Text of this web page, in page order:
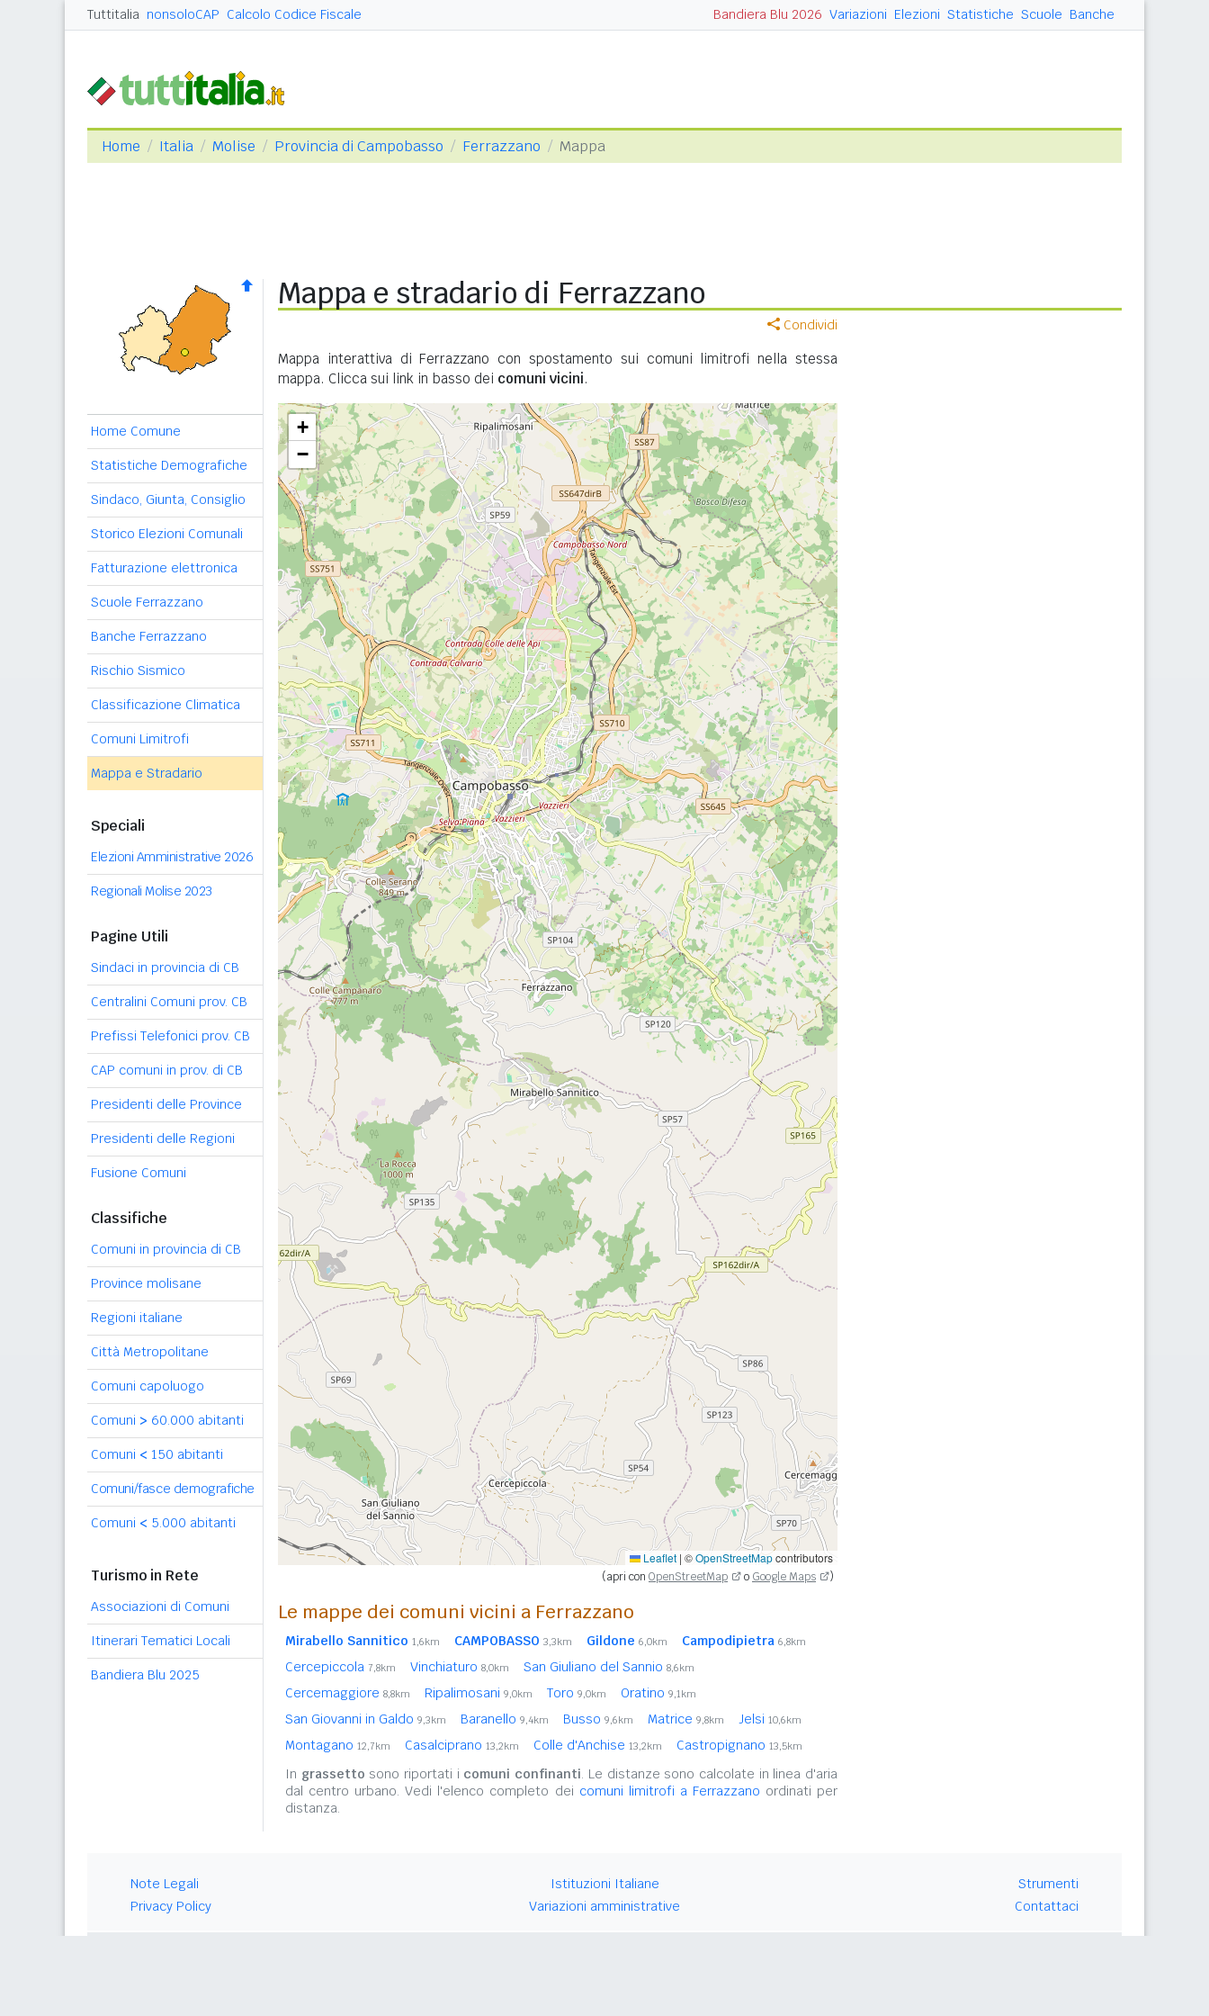
Tuttitalia nonsoloCAP Calcolo Codice Fiscale Bandiera Blu 2026 Variazioni Elezioni Statistiche Scuole Banche
Home Italia Molise Provincia di Campobasso Ferrazzano Mappa
Home Comune
Statistiche Demografiche
Sindaco, Giunta, Consiglio
Storico Elezioni Comunali
Fatturazione elettronica
Scuole Ferrazzano
Banche Ferrazzano
Rischio Sismico
Classificazione Climatica
Comuni Limitrofi
Mappa e Stradario
Speciali
Elezioni Amministrative 2026
Regionali Molise 2023
Pagine Utili
Sindaci in provincia di CB
Centralini Comuni prov. CB
Prefissi Telefonici prov. CB
CAP comuni in prov. di CB
Presidenti delle Province
Presidenti delle Regioni
Fusione Comuni
Classifiche
Comuni in provincia di CB
Province molisane
Regioni italiane
Città Metropolitane
Comuni capoluogo
Comuni > 60.000 abitanti
Comuni < 150 abitanti
Comuni/fasce demografiche
Comuni < 5.000 abitanti
Turismo in Rete
Associazioni di Comuni
Itinerari Tematici Locali
Bandiera Blu 2025
Mappa e stradario di Ferrazzano
Condividi
Mappa interattiva di Ferrazzano con spostamento sui comuni limitrofi nella stessa
mappa. Clicca sui link in basso dei comuni vicini.
+
−
Leaflet | ©OpenStreetMapcontributors
(apri con OpenStreetMap o Google Maps )
Le mappe dei comuni vicini a Ferrazzano
Mirabello Sannitico 1,6km CAMPOBASSO 3,3km Gildone 6,0km Campodipietra 6,8km
Cercepiccola 7,8km Vinchiaturo 8,0km San Giuliano del Sannio 8,6km
Cercemaggiore 8,8km Ripalimosani 9,0km Toro 9,0km Oratino 9,1km
San Giovanni in Galdo 9,3km Baranello 9,4km Busso 9,6km Matrice 9,8km Jelsi 10,6km
Montagano 12,7km Casalciprano 13,2km Colle d'Anchise 13,2km Castropignano 13,5km
In grassetto sono riportati i comuni confinanti . Le distanze sono calcolate in linea d'aria
dal centro urbano. Vedi l'elenco completo dei comuni limitrofi a Ferrazzano ordinati per
distanza.
Note Legali
Privacy Policy
Istituzioni Italiane
Variazioni amministrative
Strumenti
Contattaci